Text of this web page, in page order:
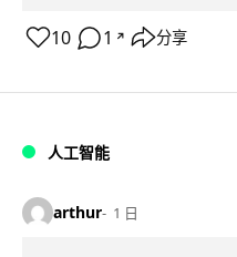
10 1 ↗ 分享
人工智能
arthur 1 日